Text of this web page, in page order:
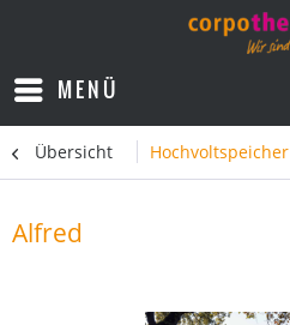
MENÜ
Übersicht Hochvoltspeicher
Alfred